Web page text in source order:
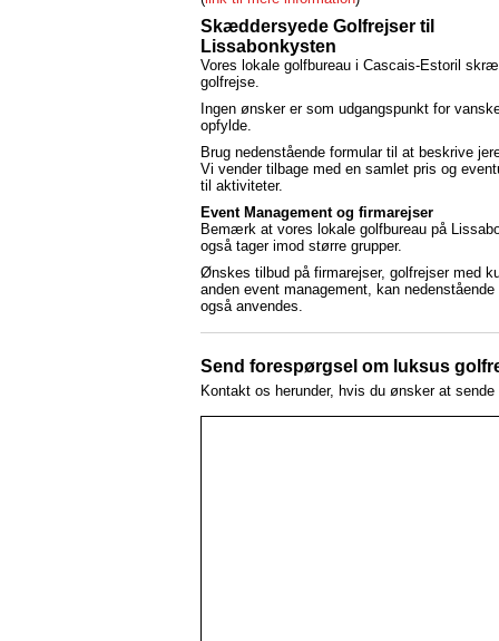
Skæddersyede Golfrejser til
Lissabonkysten
Vores lokale golfbureau i Cascais-Estoril
golfrejse.
Ingen ønsker er som udgangspunkt for
opfylde.
Brug nedenstående formular til at beskrive
Vi vender tilbage med en samlet pris og
til aktiviteter.
Event Management og firmarejser
Bemærk at vores lokale golfbureau på
også tager imod større grupper.
Ønskes tilbud på firmarejser, golfrejser med
anden event management, kan nedenstående
også anvendes.
Send forespørgsel om luksus
Kontakt os herunder, hvis du ønsker at